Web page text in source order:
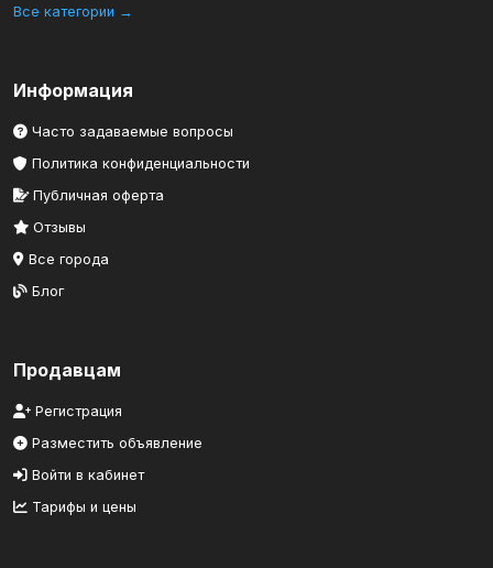
Все категории →
Информация
Часто задаваемые вопросы
Политика конфиденциальности
Публичная оферта
Отзывы
Все города
Блог
Продавцам
Регистрация
Разместить объявление
Войти в кабинет
Тарифы и цены